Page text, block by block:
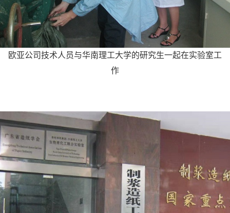
欧亚公司技术人员与华南理工大学的研究生一起在实验室工
作